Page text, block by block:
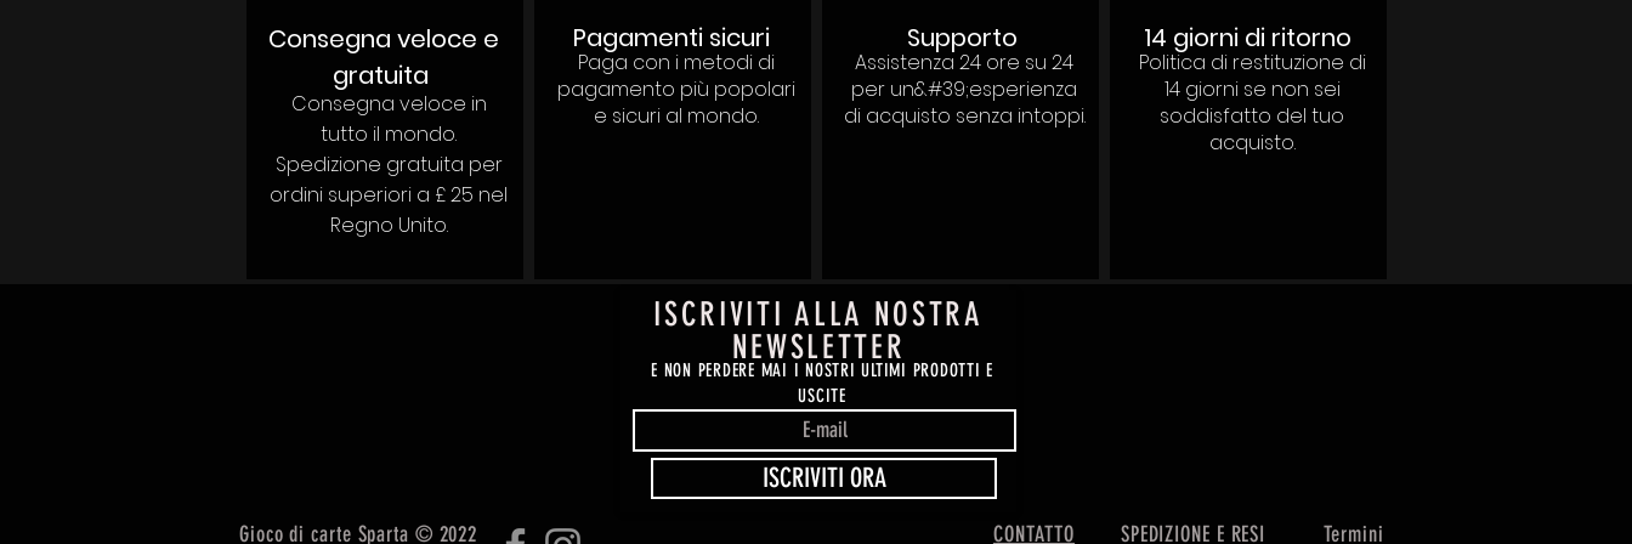
Consegna veloce e
gratuita
Consegna veloce in
tutto il mondo.
Spedizione gratuita per
ordini superiori a £ 25 nel
Regno Unito.
Pagamenti sicuri
Paga con i metodi di
pagamento più popolari
e sicuri al mondo.
Supporto
Assistenza 24 ore su 24
per un&#39;esperienza
di acquisto senza intoppi.
14 giorni di ritorno
Politica di restituzione di
14 giorni se non sei
soddisfatto del tuo
acquisto.
ISCRIVITI ALLA NOSTRA
NEWSLETTER
E NON PERDERE MAI I NOSTRI ULTIMI PRODOTTI E
USCITE
ISCRIVITI ORA
Gioco di carte Sparta © 2022 CONTATTO SPEDIZIONE E RESI Termini